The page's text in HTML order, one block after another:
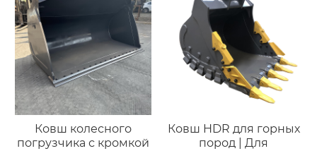
Ковш колесного
погрузчика с кромкой
Ковш HDR для горных
пород | Для